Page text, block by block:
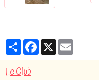
PartagerFacebook
X
Le Club